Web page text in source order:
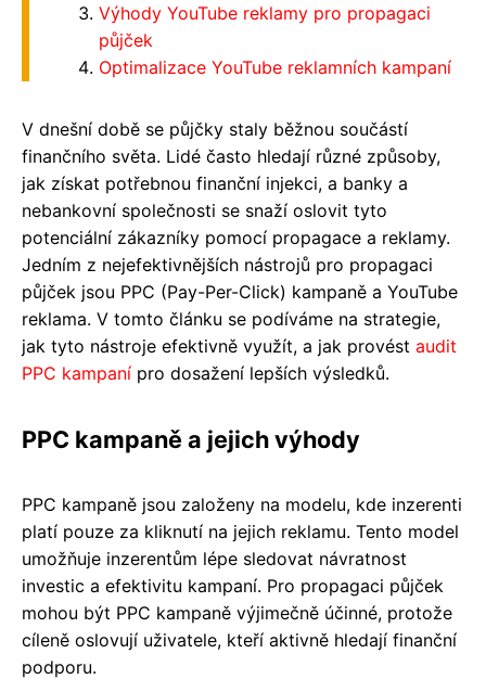
Výhody YouTube reklamy pro propagaci
půjček
Optimalizace YouTube reklamních kampaní
V dnešní době se půjčky staly běžnou součástí
finančního světa. Lidé často hledají různé způsoby,
jak získat potřebnou finanční injekci, a banky a
nebankovní společnosti se snaží oslovit tyto
potenciální zákazníky pomocí propagace a reklamy.
Jedním z nejefektivnějších nástrojů pro propagaci
půjček jsou PPC (Pay-Per-Click) kampaně a YouTube
reklama. V tomto článku se podíváme na strategie,
jak tyto nástroje efektivně využít, a jak provést audit
PPC kampaní pro dosažení lepších výsledků.
PPC kampaně a jejich výhody
PPC kampaně jsou založeny na modelu, kde inzerenti
platí pouze za kliknutí na jejich reklamu. Tento model
umožňuje inzerentům lépe sledovat návratnost
investic a efektivitu kampaní. Pro propagaci půjček
mohou být PPC kampaně výjimečně účinné, protože
cíleně oslovují uživatele, kteří aktivně hledají finanční
podporu.